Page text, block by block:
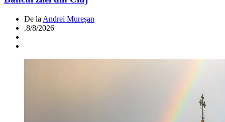
De la Andrei Mureșan
.8/8/2026